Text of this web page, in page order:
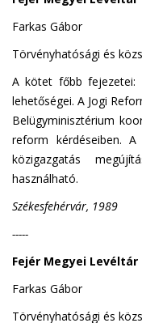
Farkas Gábor
Törvényhatósági és
A kötet főbb fejezetei:
lehetőségei. A Jogi
Belügyminisztérium
reform kérdéseiben.
közigazgatás
használható.
Székesfehérvár, 1989
-----
Fejér Megyei Levéltár
Farkas Gábor
Törvényhatósági és